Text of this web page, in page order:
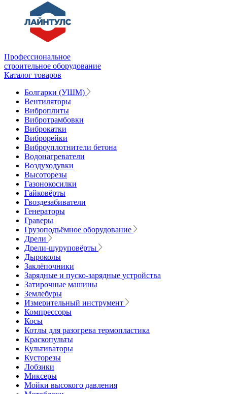
Профессиональное
строительное оборудование
Каталог товаров
Болгарки (УШМ)
Вентиляторы
Виброплиты
Вибротрамбовки
Виброкатки
Виброрейки
Виброуплотнители бетона
Водонагреватели
Воздуходувки
Высоторезы
Газонокосилки
Гайковёрты
Гвоздезабиватели
Генераторы
Граверы
Грузоподъёмное оборудование
Дрели
Дрели-шуруповёрты
Дыроколы
Заклёпочники
Зарядные и пуско-зарядные устройства
Затирочные машины
Землебуры
Измерительный инструмент
Компрессоры
Косы
Котлы для разогрева термопластика
Краскопульты
Культиваторы
Кусторезы
Лобзики
Миксеры
Мойки высокого давления